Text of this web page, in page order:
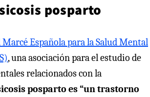
posparto
Marcé Española para la Salud Mental
, una asociación para el estudio de
relacionados con la
posparto es “un trastorno